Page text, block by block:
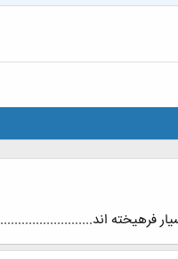
فرهیخته اند..........................